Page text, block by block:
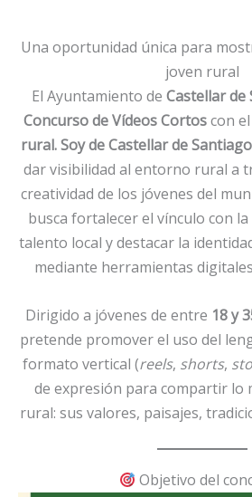
Una oportunidad única para
joven rural
El Ayuntamiento de Castellar de
Concurso de Vídeos Cortoscon el
rural. Soy de Castellar de
dar visibilidad al entorno rural a
creatividad de los jóvenes del
busca fortalecer el vínculo con
talento local y destacar la
mediante herramientas
Dirigido a jóvenes de entre 18 y
pretende promover el uso del
formato vertical (reels, shorts,
de expresión para compartir lo
rural: sus valores, paisajes,
Objetivo del